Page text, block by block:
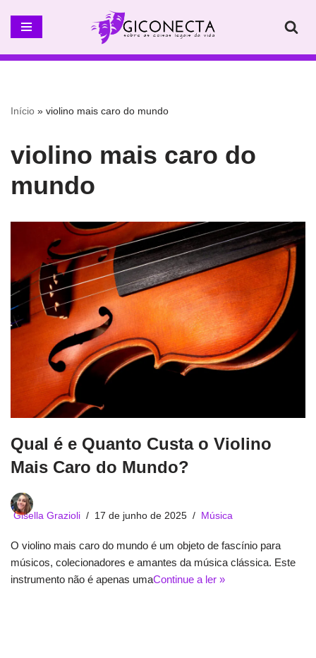
Pular
para
Início » violino mais caro do mundo
violino mais caro do
mundo
Qual é e Quanto Custa o Violino
Mais Caro do Mundo?
Gisella Grazioli 17 de junho de 2025 Música
O violino mais caro do mundo é um objeto de fascínio para
músicos, colecionadores e amantes da música clássica. Este
instrumento não é apenas umaContinue a ler »